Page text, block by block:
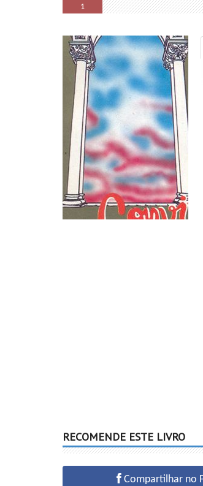
1
RECOMENDE ESTE LIVRO
Compartilhar no